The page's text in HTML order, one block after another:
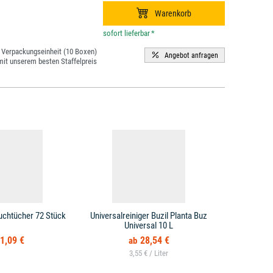
(10 Boxen)
unserem besten Staffelpreis
*
72 Stück
1,09 €
Universalreiniger Buzil Planta Buz
Universal 10 L
28,54 €
3,55 € /